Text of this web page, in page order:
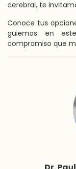
cerebral, te
Conoce tus
guiemos en
compromiso que